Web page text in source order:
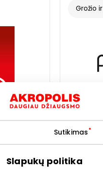
Sutikimas
Slapukų politika
Grožio
FIELMANN